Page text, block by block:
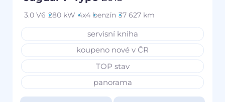
3.0 V6 280 kW 4x4 benzín 37 627 km
servisní kniha
koupeno nové v ČR
TOP stav
panorama